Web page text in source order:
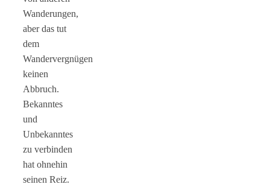
Wanderungen,
aber das tut
dem
Wandervergnügen
keinen
Abbruch.
Bekanntes
und
Unbekanntes
zu verbinden
hat ohnehin
seinen Reiz.